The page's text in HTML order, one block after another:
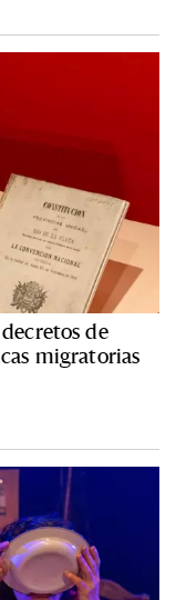
de
migratorias